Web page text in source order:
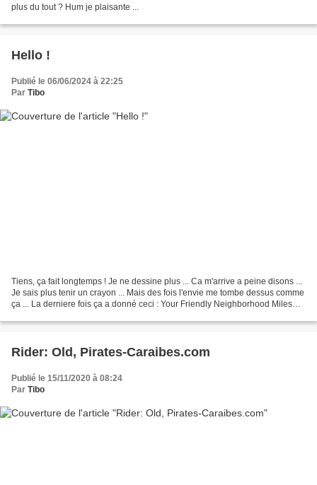
plus du tout ? Hum je plaisante ...
Hello !
Publié le 06/06/2024 à 22:25
Par Tibo
Tiens, ça fait longtemps ! Je ne dessine plus ... Ca m'arrive a peine disons ...
Je sais plus tenir un crayon ... Mais des fois l'envie me tombe dessus comme
ça ... La derniere fois ça a donné ceci : Your Friendly Neighborhood Miles
Rider: Old, Pirates-Caraibes.com
Publié le 15/11/2020 à 08:24
Par Tibo